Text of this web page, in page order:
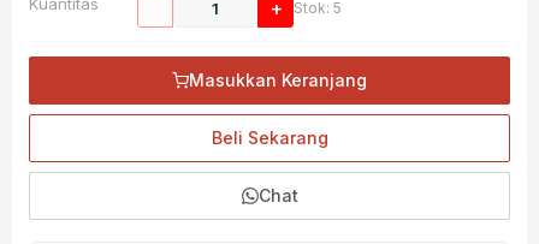
+ Stok: 5
Masukkan Keranjang
Beli Sekarang
Chat